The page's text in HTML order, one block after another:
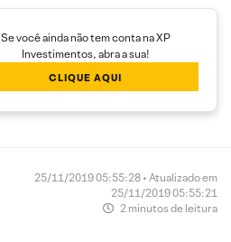
Se você ainda não tem conta na XP
Investimentos, abra a sua!
CLIQUE AQUI
25/11/2019 05:55:28 • Atualizado em
25/11/2019 05:55:21
2 minutos de leitura